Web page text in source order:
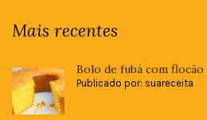
Mais recentes
Bolo de fubá com flocão
Publicado por: suareceita